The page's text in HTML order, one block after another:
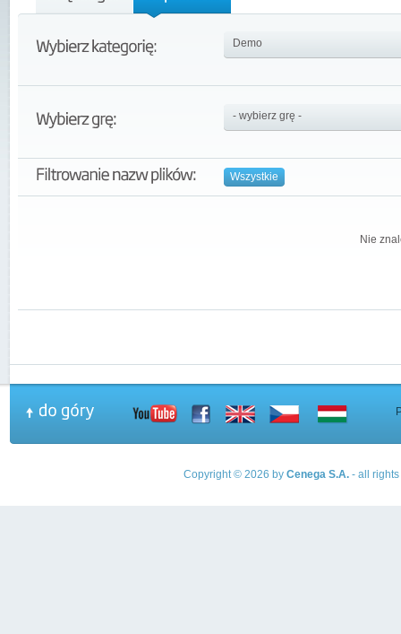
Wszystkie
Nie
Copyright © 2026 by Cenega S.A.- all rights